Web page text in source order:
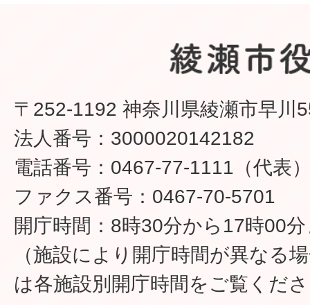
〒252-1192 神奈川県綾瀬市早川
法人番号：3000020142182
電話番号：0467-77-1111（代表
ファクス番号：0467-70-5701
開庁時間：8時30分から17時00
（施設により開庁時間が異なる
は各施設別開庁時間をご覧くだ